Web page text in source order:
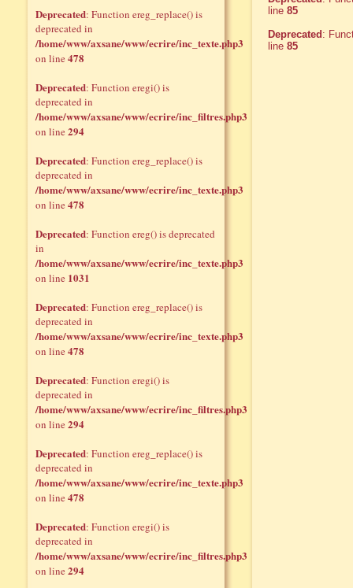
line 85
Deprecated :
line 85
Deprecated: Function ereg_replace() is
deprecated in
/home/www/axsane/www/ecrire/inc_texte.php3
on line478
Deprecated: Function eregi() is
deprecated in
/home/www/axsane/www/ecrire/inc_filtres.php3
on line294
Deprecated: Function ereg_replace() is
deprecated in
/home/www/axsane/www/ecrire/inc_texte.php3
on line478
Deprecated: Function ereg() is deprecated
in
/home/www/axsane/www/ecrire/inc_texte.php3
on line 1031
Deprecated: Function ereg_replace() is
deprecated in
/home/www/axsane/www/ecrire/inc_texte.php3
on line478
Deprecated: Function eregi() is
deprecated in
/home/www/axsane/www/ecrire/inc_filtres.php3
on line294
Deprecated: Function ereg_replace() is
deprecated in
/home/www/axsane/www/ecrire/inc_texte.php3
on line478
Deprecated: Function eregi() is
deprecated in
/home/www/axsane/www/ecrire/inc_filtres.php3
on line294